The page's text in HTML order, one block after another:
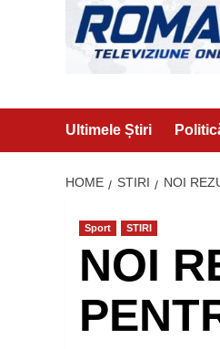
Ultimele Știri
HOME STIRI NOI
Sport STIRI
NOI